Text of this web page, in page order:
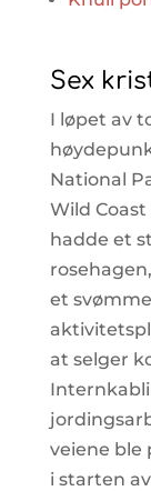
Sex
I løpet av
National
Wild
hadde et
et
at selger
veiene ble
i starten